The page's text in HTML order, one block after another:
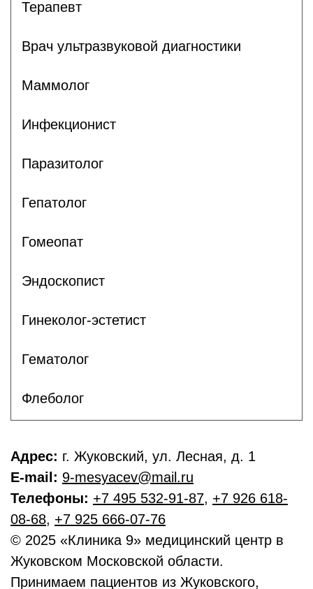
Терапевт
Врач ультразвуковой диагностики
Маммолог
Инфекционист
Паразитолог
Гепатолог
Гомеопат
Эндоскопист
Гинеколог-эстетист
Гематолог
Флеболог
Адрес: г. Жуковский, ул. Лесная, д. 1
E-mail: 9-mesyacev@mail.ru
Телефоны: +7 495 532-91-87, +7 926 618-
08-68, +7 925 666-07-76
© 2025 «Клиника 9» медицинский центр в
Жуковском Московской области.
Принимаем пациентов из Жуковского,